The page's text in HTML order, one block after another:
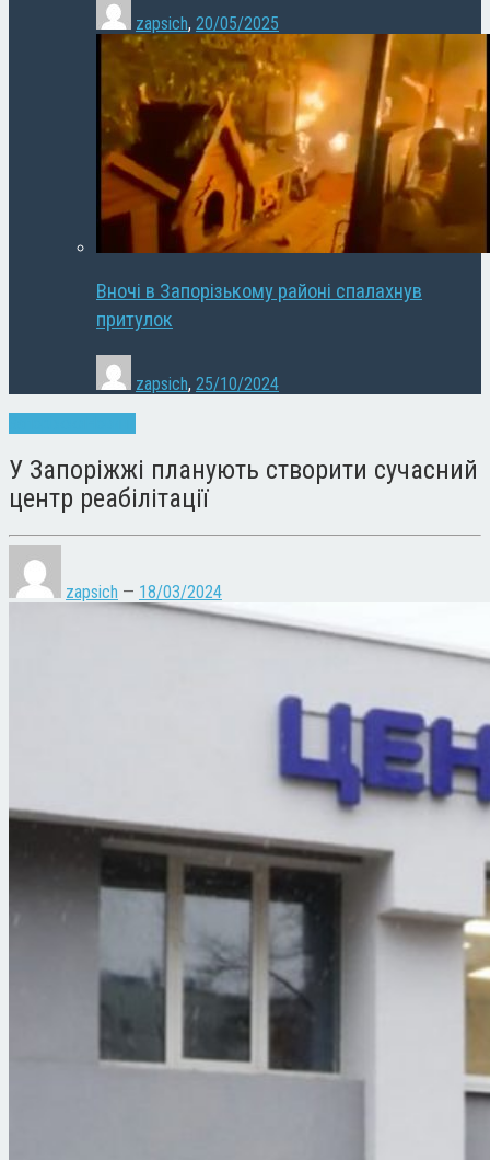
zapsich, 20/05/2025
Вночі в Запорізькому районі спалахнув
притулок
zapsich, 25/10/2024
У Запоріжжі планують створити сучасний
центр реабілітації
zapsich — 18/03/2024